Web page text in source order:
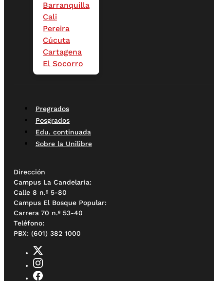
Barranquilla
Cali
Pereira
Cúcuta
Cartagena
El Socorro
Pregrados
Posgrados
Edu. continuada
Sobre la Unilibre
Dirección
Campus La Candelaria:
Calle 8 n.º 5-80
Campus El Bosque Popular:
Carrera 70 n.º 53-40
Teléfono:
PBX: (601) 382 1000